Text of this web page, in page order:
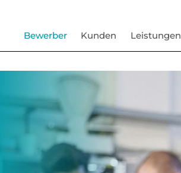
Bewerber Kunden Leistungen